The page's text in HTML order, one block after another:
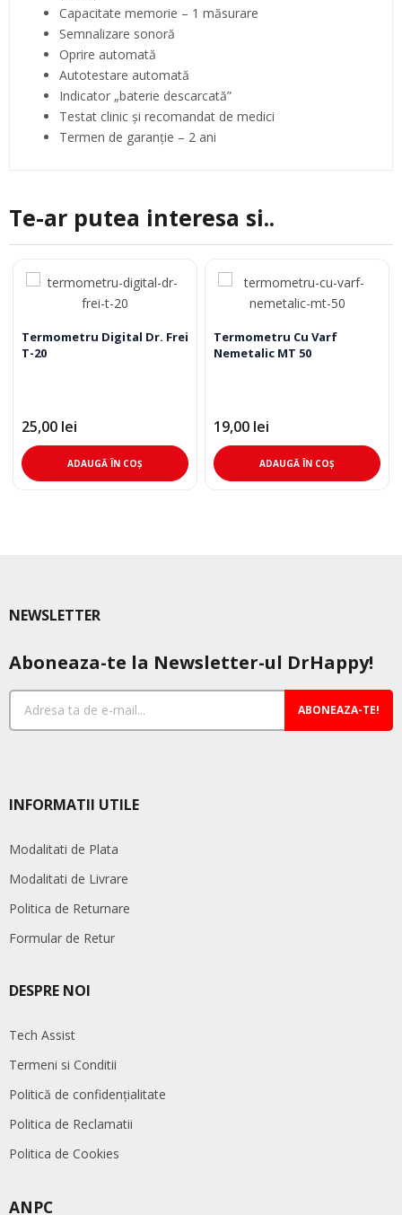
Capacitate memorie – 1 măsurare
Semnalizare sonoră
Oprire automată
Autotestare automată
Indicator „baterie descarcată”
Testat clinic şi recomandat de medici
Termen de garanţie – 2 ani
Te-ar putea interesa si..
Termometru Digital Dr. Frei
T-20
25,00 lei
ADAUGĂ ÎN COȘ
Termometru Cu Varf
Nemetalic MT 50
19,00 lei
ADAUGĂ ÎN COȘ
NEWSLETTER
Aboneaza-te la Newsletter-ul DrHappy!
ABONEAZA-TE!
INFORMATII UTILE
Modalitati de Plata
Modalitati de Livrare
Politica de Returnare
Formular de Retur
DESPRE NOI
Tech Assist
Termeni si Conditii
Politică de confidențialitate
Politica de Reclamatii
Politica de Cookies
ANPC